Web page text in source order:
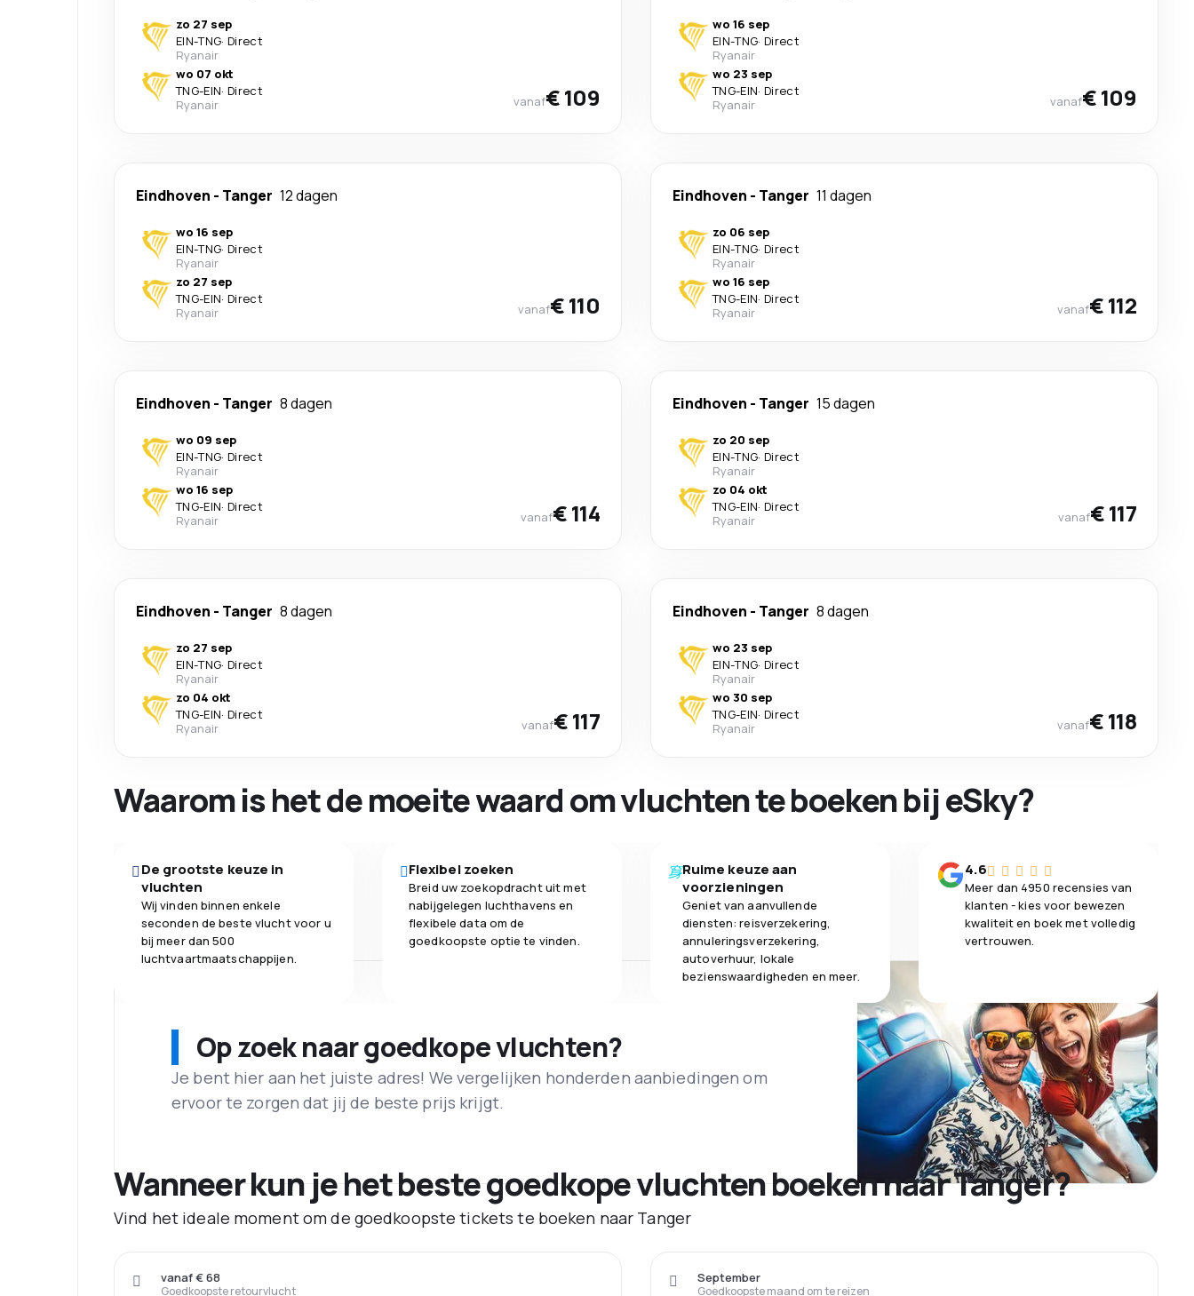
zo 27 sep
EIN-TNG· Direct
Ryanair
wo 07 okt
TNG-EIN· Direct
Ryanair
vanaf€ 109
wo 16 sep
EIN-TNG· Direct
Ryanair
wo 23 sep
TNG-EIN· Direct
Ryanair
vanaf€ 109
Eindhoven - Tanger 12 dagen
wo 16 sep
EIN-TNG· Direct
Ryanair
zo 27 sep
TNG-EIN· Direct
Ryanair
vanaf€ 110
Eindhoven - Tanger 11 dagen
zo 06 sep
EIN-TNG· Direct
Ryanair
wo 16 sep
TNG-EIN· Direct
Ryanair
vanaf€ 112
Eindhoven - Tanger 8 dagen
wo 09 sep
EIN-TNG· Direct
Ryanair
wo 16 sep
TNG-EIN· Direct
Ryanair
vanaf€ 114
Eindhoven - Tanger 15 dagen
zo 20 sep
EIN-TNG· Direct
Ryanair
zo 04 okt
TNG-EIN· Direct
Ryanair
vanaf€ 117
Eindhoven - Tanger 8 dagen
zo 27 sep
EIN-TNG· Direct
Ryanair
zo 04 okt
TNG-EIN· Direct
Ryanair
vanaf€ 117
Eindhoven - Tanger 8 dagen
wo 23 sep
EIN-TNG· Direct
Ryanair
wo 30 sep
TNG-EIN· Direct
Ryanair
vanaf€ 118
Waarom is het de moeite waard om vluchten te boeken bij eSky?
De grootste keuze in
vluchten
Wij vinden binnen enkele
seconden de beste vlucht voor u
bij meer dan 500
luchtvaartmaatschappijen.
Flexibel zoeken
Breid uw zoekopdracht uit met
nabijgelegen luchthavens en
flexibele data om de
goedkoopste optie te vinden.
Ruime keuze aan
voorzieningen
Geniet van aanvullende
diensten: reisverzekering,
annuleringsverzekering,
autoverhuur, lokale
bezienswaardigheden en meer.
4.6
Meer dan 4950 recensies van
klanten - kies voor bewezen
kwaliteit en boek met volledig
vertrouwen.
Op zoek naar goedkope vluchten?
Je bent hier aan het juiste adres! We vergelijken honderden aanbiedingen om
ervoor te zorgen dat jij de beste prijs krijgt.
Wanneer kun je het beste goedkope vluchten boeken naar Tanger?
Vind het ideale moment om de goedkoopste tickets te boeken naar Tanger
Goedkoopste retourvlucht
vanaf € 68
Goedkoopste maand om te reizen
September